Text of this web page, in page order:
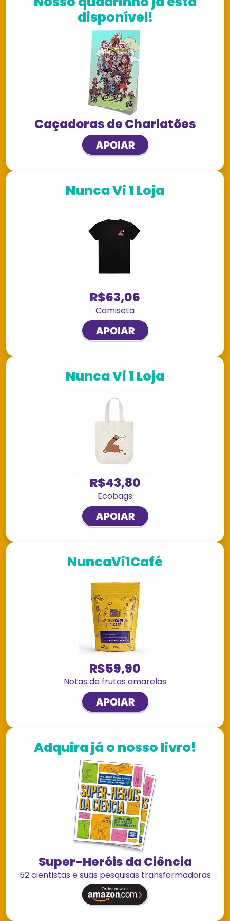
disponível!
Caçadoras de Charlatões
Nunca Vi 1 Loja
R$63,06
Camiseta
Nunca Vi 1 Loja
R$43,80
Ecobags
NuncaVi1Café
R$59,90
Notas de frutas amarelas
Adquira já o nosso livro!
Super-Heróis da Ciência
52 cientistas e suas pesquisas transformadoras